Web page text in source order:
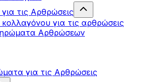
τις Αρθρώσεις
για τις αρθρώσεις
Αρθρώσεων
για τις Αρθρώσεις